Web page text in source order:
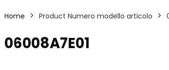
Home Product Numero modello articolo
‎06008A7E01